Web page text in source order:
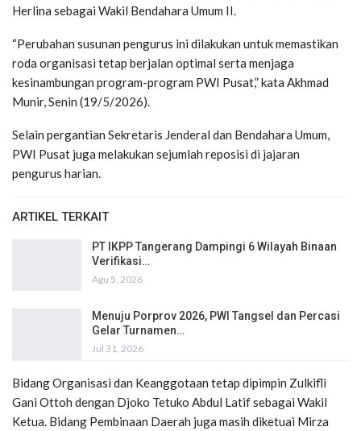
Herlina sebagai Wakil Bendahara Umum II.
“Perubahan susunan pengurus ini dilakukan untuk memastikan
roda organisasi tetap berjalan optimal serta menjaga
kesinambungan program-program PWI Pusat,” kata Akhmad
Munir, Senin (19/5/2026).
Selain pergantian Sekretaris Jenderal dan Bendahara Umum,
PWI Pusat juga melakukan sejumlah reposisi di jajaran
pengurus harian.
ARTIKEL TERKAIT
PT IKPP Tangerang Dampingi 6 Wilayah Binaan
Verifikasi…
Agu 5, 2026
Menuju Porprov 2026, PWI Tangsel dan Percasi
Gelar Turnamen…
Jul 31, 2026
Bidang Organisasi dan Keanggotaan tetap dipimpin Zulkifli
Gani Ottoh dengan Djoko Tetuko Abdul Latif sebagai Wakil
Ketua. Bidang Pembinaan Daerah juga masih diketuai Mirza